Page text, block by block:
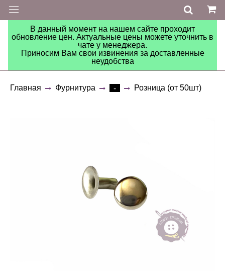
В данный момент на нашем сайте проходит
обновление цен. Актуальные цены можете уточнить в
чате у менеджера.
Приносим Вам свои извинения за доставленные
неудобства
Главная Фурнитура - Розница (от 50шт)